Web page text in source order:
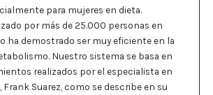
para mujeres en dieta.
por más de 25.000 personas en
ha demostrado ser muy eficiente en la
Nuestro sistema se basa en
realizados por el especialista en
Suarez, como se describe en su